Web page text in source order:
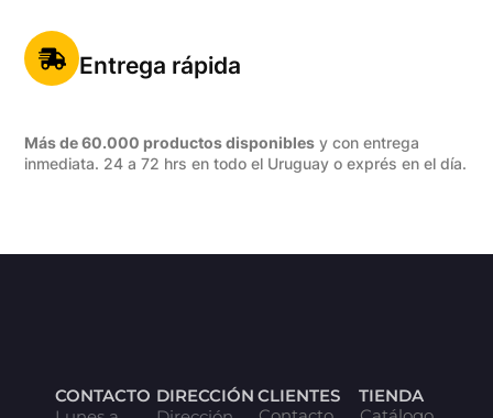
Entrega rápida
Más de 60.000 productos disponibles y con entrega
inmediata. 24 a 72 hrs en todo el Uruguay o exprés en el día.
CONTACTO DIRECCIÓN CLIENTES
TIENDA